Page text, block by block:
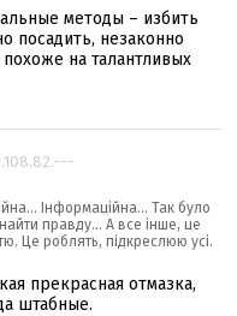
методы – избить
посадить, незаконно
на талантливых
Інформаційна... Так було
правду... А все інше, це
Це роблять, підкреслюю усі.
прекрасная отмазка,
штабные.